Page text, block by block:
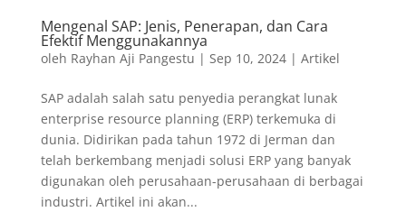
Mengenal SAP: Jenis, Penerapan, dan Cara
Efektif Menggunakannya
oleh Rayhan Aji Pangestu | Sep 10, 2024| Artikel
SAP adalah salah satu penyedia perangkat lunak
enterprise resource planning (ERP) terkemuka di
dunia. Didirikan pada tahun 1972 di Jerman dan
telah berkembang menjadi solusi ERP yang banyak
digunakan oleh perusahaan-perusahaan di berbagai
industri. Artikel ini akan...